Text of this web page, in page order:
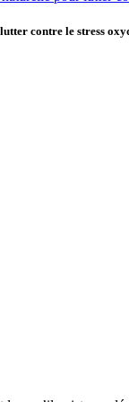
contre le stress